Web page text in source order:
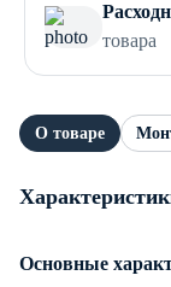
товара
О товаре
Основные